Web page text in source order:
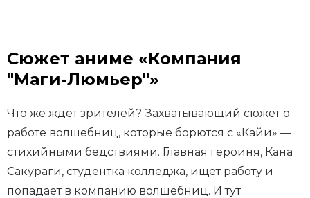
Сюжет аниме «Компания
"Маги-Люмьер"»
Что же ждёт зрителей? Захватывающий сюжет о
работе волшебниц, которые борются с «Кайи» —
стихийными бедствиями. Главная героиня, Кана
Сакураги, студентка колледжа, ищет работу и
попадает в компанию волшебниц. И тут